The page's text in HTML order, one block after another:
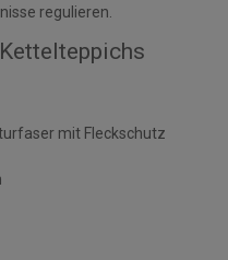
regulieren.
mit Fleckschutz